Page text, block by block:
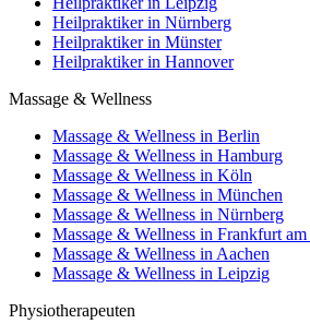
Heilpraktiker in Nürnberg
Heilpraktiker in Münster
Heilpraktiker in Hannover
Massage & Wellness
Massage & Wellness in Berlin
Massage & Wellness in Hamburg
Massage & Wellness in Köln
Massage & Wellness in München
Massage & Wellness in Nürnberg
Massage & Wellness in Frankfurt
Massage & Wellness in Aachen
Massage & Wellness in Leipzig
Physiotherapeuten